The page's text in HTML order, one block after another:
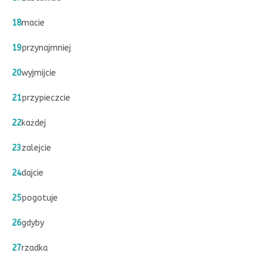
18macie
19przynajmniej
20wyjmijcie
21przypieczcie
22każdej
23zalejcie
24dajcie
25pogotuje
26gdyby
27rzadka